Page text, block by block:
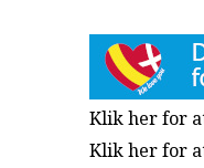
Klik her for
Klik her for